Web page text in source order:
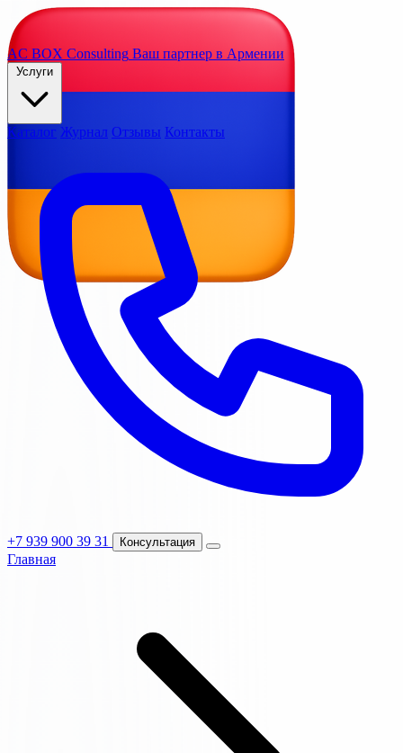
AC BOX Consulting Ваш партнер в Армении
Услуги
Каталог Журнал Отзывы Контакты
+7 939 900 39 31 Консультация
Главная